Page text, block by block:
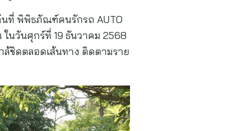
นที่ พิพิธภัณฑ์คนรักรถ AUTO
ในวันศุกร์ที่ 19 ธันวาคม 2568
ชิดตลอดเส้นทาง ติดตามราย